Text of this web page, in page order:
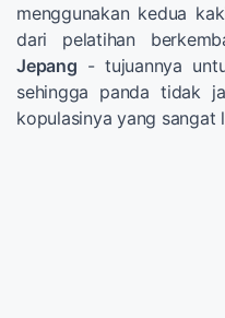
menggunakan kedua
dari pelatihan
Jepang - tujuannya
sehingga panda tidak
kopulasinya yang sangat